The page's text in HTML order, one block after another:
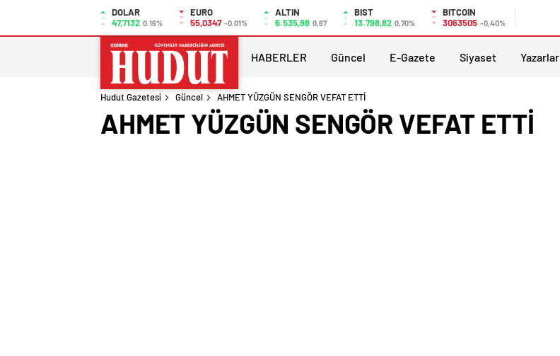
DOLAR
47,7132 0.16%
EURO
55,0347 -0.01%
ALTIN
6.535,98 0,67
BIST
13.798,82 0,70%
BITCOIN
3063505 -0,40%
HABERLER Güncel E-Gazete Siyaset Yazarlar
Hudut Gazetesi Güncel AHMET YÜZGÜN SENGÖR VEFAT ETTİ
AHMET YÜZGÜN SENGÖR VEFAT ETTİ